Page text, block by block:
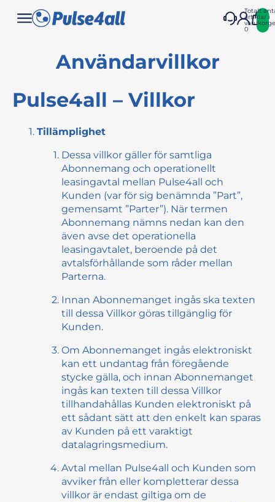
Totalt
artiklar i
0
Användarvillkor
Pulse4all – Villkor
Tillämplighet
Dessa villkor gäller för samtliga
Abonnemang och operationellt
leasingavtal mellan Pulse4all och
Kunden (var för sig benämnda ”Part”,
gemensamt ”Parter”). När termen
Abonnemang nämns nedan kan den
även avse det operationella
leasingavtalet, beroende på det
avtalsförhållande som råder mellan
Parterna.
Innan Abonnemanget ingås ska texten
till dessa Villkor göras tillgänglig för
Kunden.
Om Abonnemanget ingås elektroniskt
kan ett undantag från föregående
stycke gälla, och innan Abonnemanget
ingås kan texten till dessa Villkor
tillhandahållas Kunden elektroniskt på
ett sådant sätt att den enkelt kan sparas
av Kunden på ett varaktigt
datalagringsmedium.
Avtal mellan Pulse4all och Kunden som
avviker från eller kompletterar dessa
villkor är endast giltiga om de